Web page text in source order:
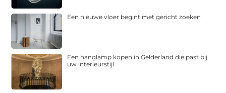
Een nieuwe vloer begint met gericht zoeken
Een hanglamp kopen in Gelderland die past bij
uw interieurstijl